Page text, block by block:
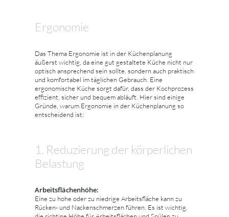
Ergonomie
Das Thema Ergonomie ist in der Küchenplanung
äußerst wichtig, da eine gut gestaltete Küche nicht nur
optisch ansprechend sein sollte, sondern auch praktisch
und komfortabel im täglichen Gebrauch. Eine
ergonomische Küche sorgt dafür, dass der Kochprozess
effizient, sicher und bequem abläuft. Hier sind einige
Gründe, warum Ergonomie in der Küchenplanung so
entscheidend ist:
1. Reduzierung der körperlichen
Belastung
Arbeitsflächenhöhe:
Eine zu hohe oder zu niedrige Arbeitsfläche kann zu
Rücken- und Nackenschmerzen führen. Es ist wichtig,